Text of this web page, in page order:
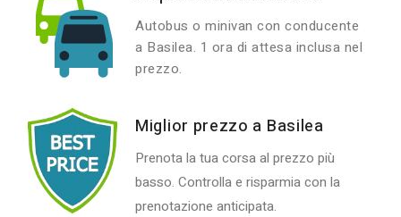
Autobus o minivan con conducente
a Basilea. 1 ora di attesa inclusa nel
prezzo.
Miglior prezzo a Basilea
Prenota la tua corsa al prezzo più
basso. Controlla e risparmia con la
prenotazione anticipata.